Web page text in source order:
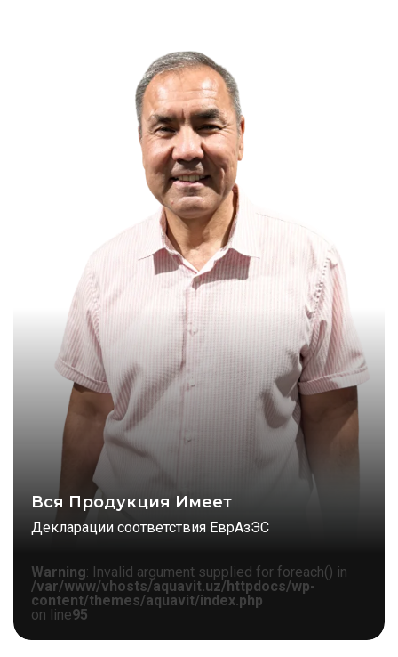
Вся Продукция Имеет
Декларации соответствия ЕврАзЭС
Warning: Invalid argument supplied for foreach() in
/var/www/vhosts/aquavit.uz/httpdocs/wp-
content/themes/aquavit/index.php
on line95